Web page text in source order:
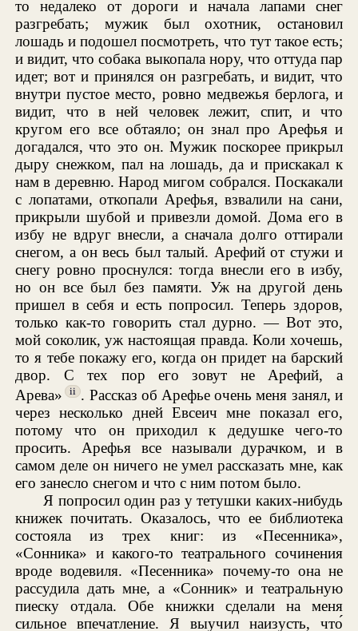
то недалеко от дороги и начала лапами снег
разгребать; мужик был охотник, остановил
лошадь и подошел посмотреть, что тут такое есть;
и видит, что собака выкопала нору, что оттуда пар
идет; вот и принялся он разгребать, и видит, что
внутри пустое место, ровно медвежья берлога, и
видит, что в ней человек лежит, спит, и что
кругом его все обтаяло; он знал про Арефья и
догадался, что это он. Мужик поскорее прикрыл
дыру снежком, пал на лошадь, да и прискакал к
нам в деревню. Народ мигом собрался. Поскакали
с лопатами, откопали Арефья, взвалили на сани,
прикрыли шубой и привезли домой. Дома его в
избу не вдруг внесли, а сначала долго оттирали
снегом, а он весь был талый. Арефий от стужи и
снегу ровно проснулся: тогда внесли его в избу,
но он все был без памяти. Уж на другой день
пришел в себя и есть попросил. Теперь здоров,
только как-то говорить стал дурно. — Вот это,
мой соколик, уж настоящая правда. Коли хочешь,
то я тебе покажу его, когда он придет на барский
двор. С тех пор его зовут не Арефий, а
Арева»
ii . Рассказ об Арефье очень меня занял, и
через несколько дней Евсеич мне показал его,
потому что он приходил к дедушке чего-то
просить. Арефья все называли дурачком, и в
самом деле он ничего не умел рассказать мне, как
его занесло снегом и что с ним потом было.
Я попросил один раз у тетушки каких-нибудь
книжек почитать. Оказалось, что ее библиотека
состояла из трех книг: из «Песенника»,
«Сонника» и какого-то театрального сочинения
вроде водевиля. «Песенника» почему-то она не
рассудила дать мне, а «Сонник» и театральную
пиеску отдала. Обе книжки сделали на меня
сильное впечатление. Я выучил наизусть, что́